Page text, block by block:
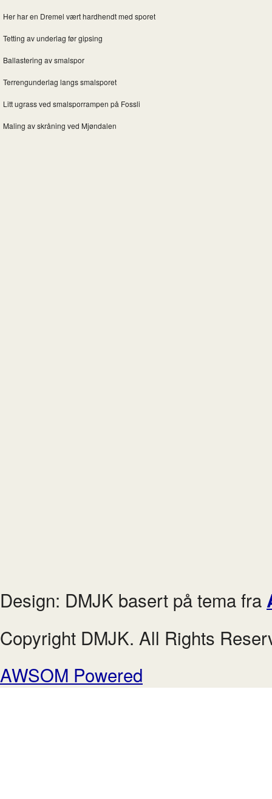
Her har en Dremel vært hardhendt med sporet
Tetting av underlag før gipsing
Ballastering av smalspor
Terrengunderlag langs smalsporet
Litt ugrass ved smalsporrampen på Fossli
Maling av skråning ved Mjøndalen
Design: DMJK basert på tema fra
Copyright DMJK. All Rights
AWSOM Powered